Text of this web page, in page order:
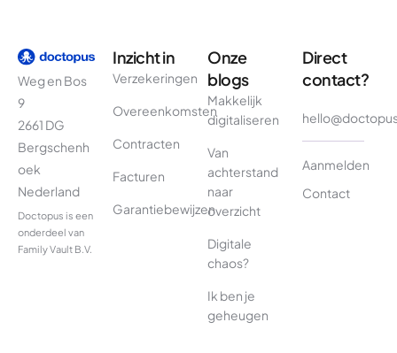
Weg en Bos
9
2661 DG
Bergschenh
oek
Nederland
Doctopus is een
onderdeel van
Family Vault B.V.
Inzicht in
Verzekeringen
Overeenkomsten
Contracten
Facturen
Garantiebewijzen
Onze
blogs
Makkelijk
digitaliseren
Van
achterstand
naar
overzicht
Digitale
chaos?
Ik ben je
geheugen
Direct
contact?
Aanmelden
Contact